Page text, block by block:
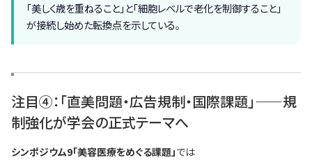
「美しく歳を重ねること」と「細胞レベルで老化を制御すること」
が接続し始めた転換点を示している。
注目④：「直美問題・広告規制・国際課題」——規
制強化が学会の正式テーマへ
シンポジウム9「美容医療をめぐる課題」では